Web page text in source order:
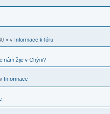
» v Informace k fóru
nám žije v Chýni?
Informace